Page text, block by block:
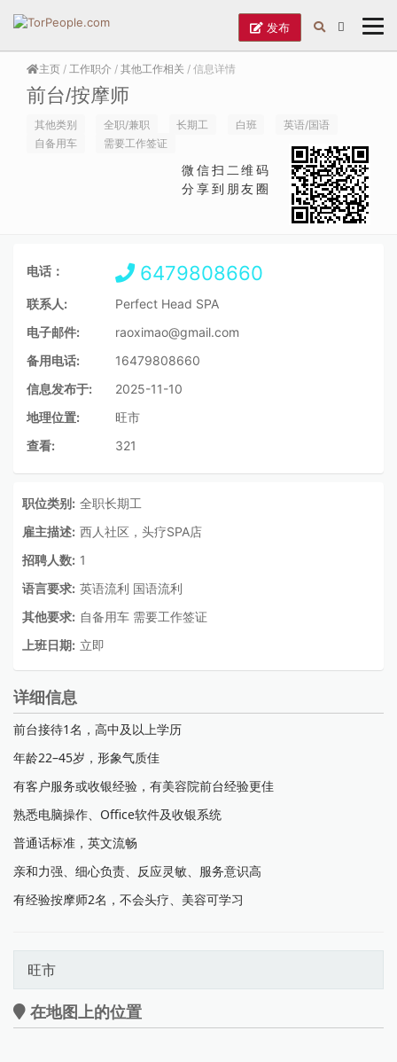
发布
主页 / 工作职介 / 其他工作相关 / 信息详情
前台/按摩师
其他类别 全职/兼职 长期工 白班
英语/国语
自备用车
需要工作签证
微信扫二维码
分享到朋友圈
电话： 6479808660
联系人:
Perfect Head SPA
电子邮件:
raoximao@gmail.com
备用电话:
16479808660
信息发布于:
2025-11-10
地理位置:
旺市
查看:
321
职位类别: 全职长期工
雇主描述: 西人社区，头疗SPA店
招聘人数: 1
语言要求: 英语流利 国语流利
其他要求: 自备用车 需要工作签证
上班日期: 立即
详细信息
前台接待1名，高中及以上学历
年龄22–45岁，形象气质佳
有客户服务或收银经验，有美容院前台经验更佳
熟悉电脑操作、Office软件及收银系统
普通话标准，英文流畅
亲和力强、细心负责、反应灵敏、服务意识高
有经验按摩师2名，不会头疗、美容可学习
旺市
在地图上的位置